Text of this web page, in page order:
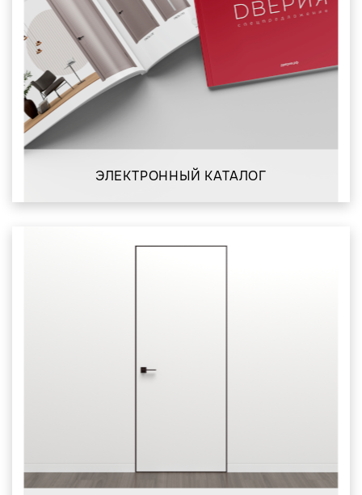
ЭЛЕКТРОННЫЙ КАТАЛОГ